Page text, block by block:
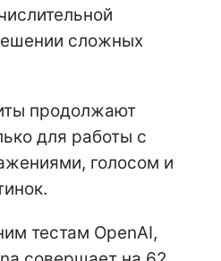
сложных
продолжают
для работы с
голосом и
тестам OpenAI,